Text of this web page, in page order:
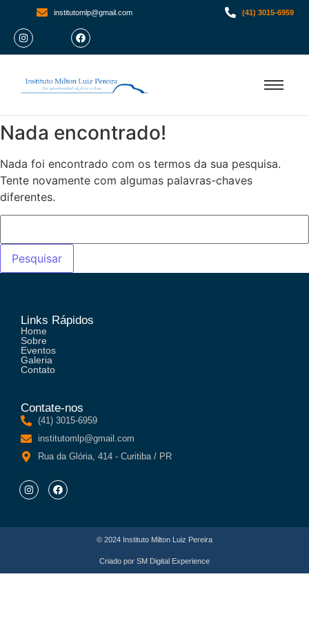
institutomlp@gmail.com (41) 3015-6959
Nada encontrado!
Nada foi encontrado com os termos da sua pesquisa.
Tente novamente com algumas palavras-chaves
diferentes.
Links Rápidos
Home
Sobre
Eventos
Galeria
Contato
Contate-nos
(41) 3015-6959
institutomlp@gmail.com
Rua da Glória, 414 - Curitiba / PR
© 2024 Instituto Milton Luiz Pereira
Criado por SM Digital Experience